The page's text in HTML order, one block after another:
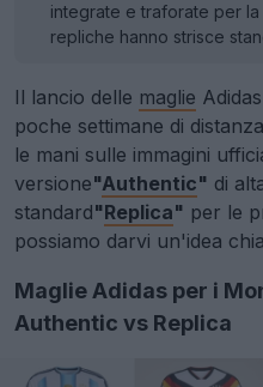
integrate e traforate per
repliche hanno strisce
Il lancio delle maglie
poche settimane di
le mani sulle immagini
versione"Authentic" di
standard"Replica" per le
possiamo darvi un'idea
Maglie Adidas per i
Authentic vs Replica